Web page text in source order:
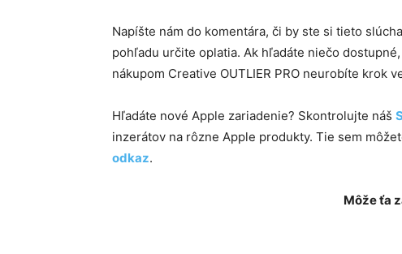
Napíšte nám do komentára, či by ste si tieto
pohľadu určite oplatia. Ak hľadáte niečo
nákupom Creative OUTLIER PRO neurobíte krok
Hľadáte nové Apple zariadenie? Skontrolujte náš
inzerátov na rôzne Apple produkty. Tie sem
odkaz.
Môže ťa